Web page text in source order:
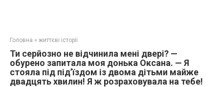
Головна » життєві історії
Ти серйозно не відчинила мені двері? —
обурено запитала моя донька Оксана. — Я
стояла під під’їздом із двома дітьми майже
двадцять хвилин! Я ж розраховувала на тебе!